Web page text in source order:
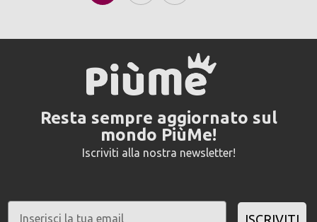
Resta sempre aggiornato sul
mondo PiùMe!
Iscriviti alla nostra newsletter!
ISCRIVITI